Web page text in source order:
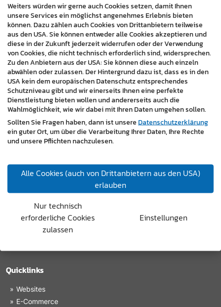
Branchen:
Gastronomie / Tourismus
« zurück
7350 Oberpullendorf, Hauptstraße 6/4
1120 Wien, Rauchgasse 40/31
+43 664 435 16 87
Quicklinks
Websites
E-Commerce
Weiters würden wir gerne auch Cookies setzen, damit Ihnen
unsere Services ein möglichst angenehmes Erlebnis bieten
können. Dazu zählen auch Cookies von Drittanbietern teilweise
aus den USA. Sie können entweder alle Cookies akzeptieren und
diese in der Zukunft jederzeit widerrufen oder der Verwendung
von Cookies, die nicht technisch erforderlich sind, widersprechen.
Zu den Anbietern aus der USA: Sie können diese auch einzeln
abwählen oder zulassen. Der Hintergrund dazu ist, dass es in den
USA kein dem europäischen Datenschutz entsprechendes
Schutzniveau gibt und wir einerseits Ihnen eine perfekte
Dienstleistung bieten wollen und andererseits auch die
Wahlmöglichkeit, wie wir dabei mit Ihren Daten umgehen sollen.
Sollten Sie Fragen haben, dann ist unsereDatenschutzerklärung
ein guter Ort, um über die Verarbeitung Ihrer Daten, Ihre Rechte
und unsere Pflichten nachzulesen.
Alle Cookies (auch von Drittanbietern aus den USA)
erlauben
Nur technisch
erforderliche Cookies
zulassen
Einstellungen